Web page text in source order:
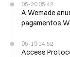
05-20 05:42
A Wemade
pagamentos
05-19 14:52
Access